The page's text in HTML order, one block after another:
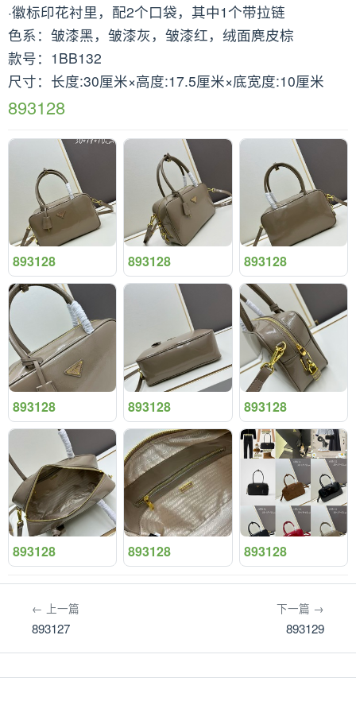
·徽标印花衬里，配2个口袋，其中1个带拉链
色系：皱漆黑，皱漆灰，皱漆红，绒面麂皮棕
款号：1BB132
尺寸：长度:30厘米×高度:17.5厘米×底宽度:10厘米
893128
893128 893128 893128
893128 893128 893128
893128 893128 893128
← 上一篇
893127
下一篇 →
893129